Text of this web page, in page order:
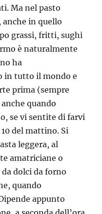
Ma nel pasto
anche in quello
grassi, fritti, sughi
è naturalmente
ha
in tutto il mondo e
prima (sempre
quando
se vi sentite di farvi
del mattino. Si
leggera, al
amatriciane o
dolci da forno
quando
appunto